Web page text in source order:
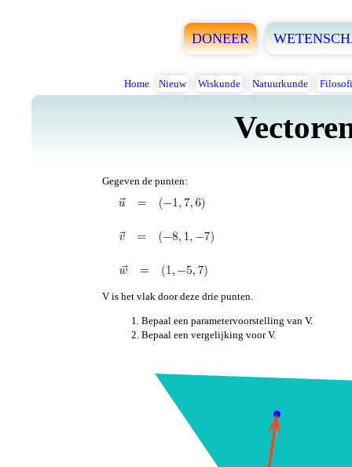
DONEER
Home Nieuw Wiskunde Natuurkunde
Gegeven de punten:
V is het vlak door deze drie punten.
Bepaal een parametervoorstelling van V.
Bepaal een vergelijking voor V.